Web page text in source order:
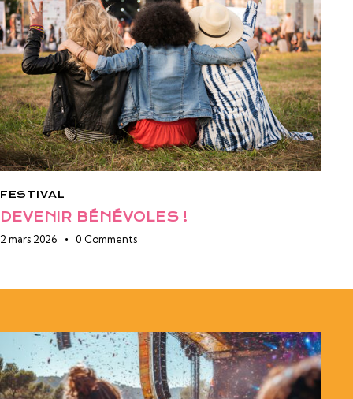
FESTIVAL
DEVENIR BÉNÉVOLES !
2 mars 2026 0 Comments